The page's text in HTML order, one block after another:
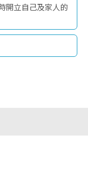
開立自己及家人的